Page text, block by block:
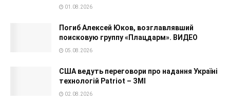
01.08.2026
Погиб Алексей Юков, возглавлявший
поисковую группу «Плацдарм». ВИДЕО
05.08.2026
США ведуть переговори про надання Україні
технологій Patriot – ЗМІ
02.08.2026